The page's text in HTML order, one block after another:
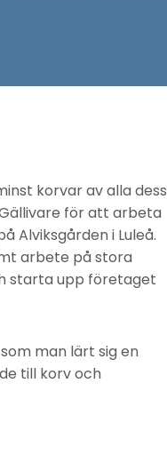
korvar av alla dess
för att arbeta
Alviksgården i Luleå.
arbete på stora
starta upp företaget
man lärt sig en
till korv och